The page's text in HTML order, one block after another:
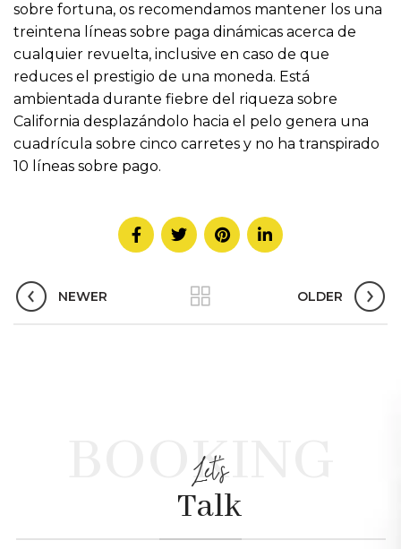
sobre fortuna, os recomendamos mantener los una
treintena líneas sobre paga dinámicas acerca de
cualquier revuelta, inclusive en caso de que
reduces el prestigio de una moneda. Está
ambientada durante fiebre del riqueza sobre
California desplazándolo hacia el pelo genera una
cuadrícula sobre cinco carretes y no ha transpirado
10 líneas sobre pago.
NEWER OLDER
BOOKING
Let's
Talk